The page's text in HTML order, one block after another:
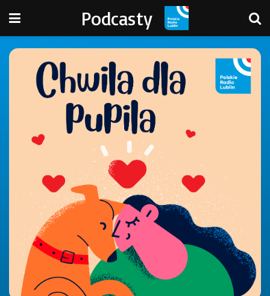
Podcasty